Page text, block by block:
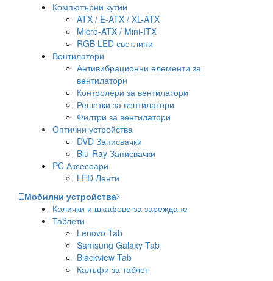
Компютърни кутии
ATX / E-ATX / XL-ATX
Micro-ATX / Mini-ITX
RGB LED светлини
Вентилатори
Антивибрационни елементи за
вентилатори
Контролери за вентилатори
Решетки за вентилатори
Филтри за вентилатори
Оптични устройства
DVD Записвачки
Blu-Ray Записвачки
PC Аксесоари
LED Ленти
Мобилни устройства
Колички и шкафове за зареждане
Таблети
Lenovo Tab
Samsung Galaxy Tab
Blackview Tab
Калъфи за таблет